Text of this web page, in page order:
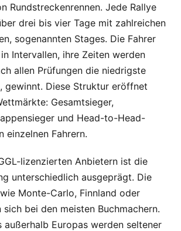
Rundstreckenrennen. Jede Rallye
drei bis vier Tage mit zahlreichen
sogenannten Stages. Die Fahrer
Intervallen, ihre Zeiten werden
allen Prüfungen die niedrigste
gewinnt. Diese Struktur eröffnet
Gesamtsieger,
und Head-to-Head-
einzelnen Fahrern.
lizenzierten Anbietern ist die
unterschiedlich ausgeprägt. Die
Monte-Carlo, Finnland oder
bei den meisten Buchmachern.
außerhalb Europas werden seltener